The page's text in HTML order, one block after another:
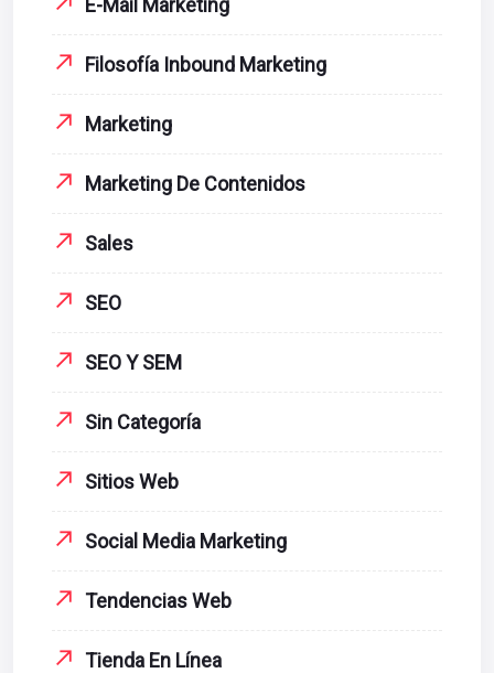
Filosofía Inbound Marketing
Marketing
Marketing De Contenidos
Sales
SEO
SEO Y SEM
Sin Categoría
Sitios Web
Social Media Marketing
Tendencias Web
Tienda En Línea